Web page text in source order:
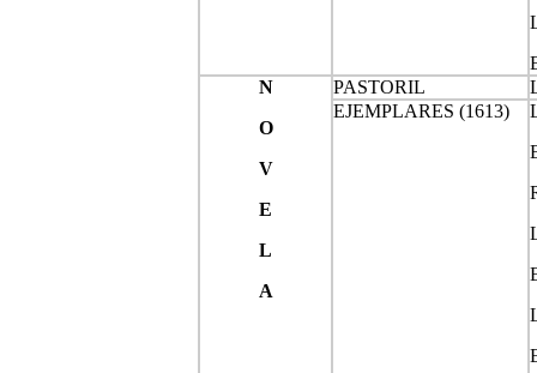
N
O
V
E
L
A
PASTORIL
EJEMPLARES (1613)